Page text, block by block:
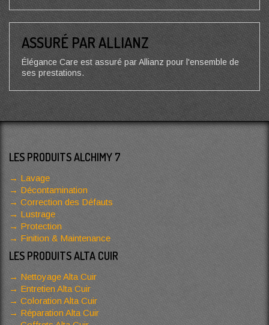
ASSURÉ PAR ALLIANZ
Élégance Care est assuré par Allianz pour l'ensemble de
ses prestations.
LES PRODUITS ALCHIMY 7
Lavage
Décontamination
Correction des Défauts
Lustrage
Protection
Finition & Maintenance
LES PRODUITS ALTA CUIR
Nettoyage Alta Cuir
Entretien Alta Cuir
Coloration Alta Cuir
Réparation Alta Cuir